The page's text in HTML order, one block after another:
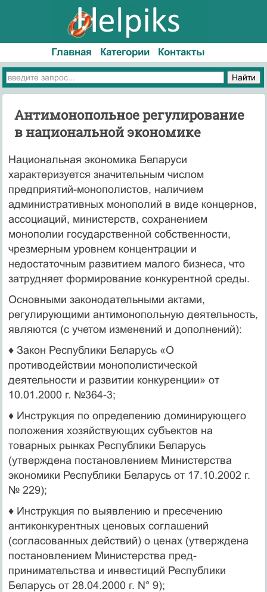
Главная Категории Контакты
Антимонопольное регулирование
в национальной экономике
Национальная экономика Беларуси
характеризуется зна­чительным числом
предприятий-монополистов, наличием
административных монополий в виде концернов,
ассоциа­ций, министерств, сохранением
монополии государствен­ной собственности,
чрезмерным уровнем концентрации и
недостаточным развитием малого бизнеса, что
затрудняет формирование конкурентной среды.
Основными законодательными актами,
регулирующими антимонопольную деятельность,
являются (с учетом изме­нений и дополнений):
♦ Закон Республики Беларусь «О
противодействии мо­нополистической
деятельности и развитии конкуренции» от
10.01.2000 г. №364-3;
♦ Инструкция по определению доминирующего
положе­ния хозяйствующих субъектов на
товарных рынках Респуб­лики Беларусь
(утверждена постановлением Министерства
экономики Республики Беларусь от 17.10.2002 г.
№ 229);
♦ Инструкция по выявлению и пресечению
антиконку­рентных ценовых соглашений
(согласованных действий) о ценах (утверждена
постановлением Министерства пред­
принимательства и инвестиций Республики
Беларусь от 28.04.2000 г. N° 9);